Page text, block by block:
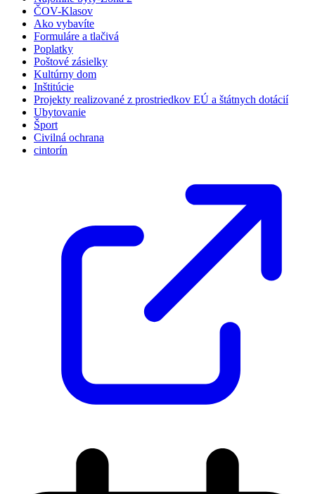
ČOV-Klasov
Ako vybavíte
Formuláre a tlačivá
Poplatky
Poštové zásielky
Kultúrny dom
Inštitúcie
Projekty realizované z prostriedkov EÚ a štátnych dotácií
Ubytovanie
Šport
Civilná ochrana
cintorín